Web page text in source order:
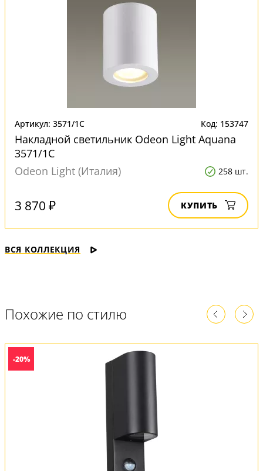
Артикул: 3571/1C Код: 153747
Накладной светильник Odeon Light Aquana
3571/1C
Odeon Light (Италия)
258 шт.
3 870 ₽ КУПИТЬ
ВСЯ КОЛЛЕКЦИЯ
Похожие по стилю
-20%